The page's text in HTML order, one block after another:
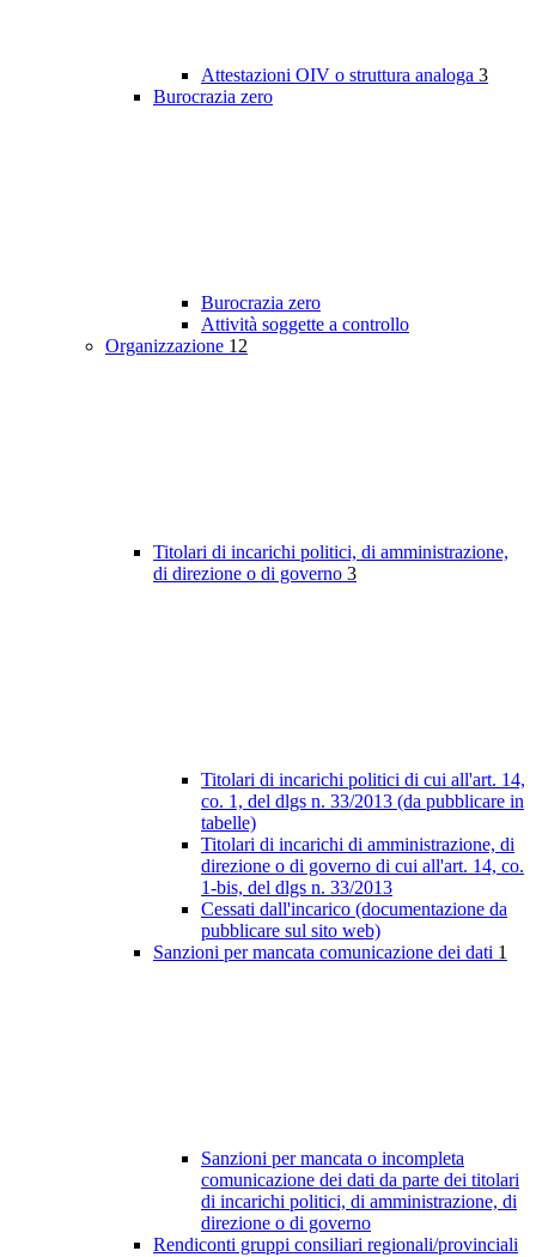
Attestazioni OIV o struttura analoga 3
Burocrazia zero
Burocrazia zero
Attività soggette a controllo
Organizzazione 12
Titolari di incarichi politici, di amministrazione,
di direzione o di governo 3
Titolari di incarichi politici di cui all'art. 14,
co. 1, del dlgs n. 33/2013 (da pubblicare in
tabelle)
Titolari di incarichi di amministrazione, di
direzione o di governo di cui all'art. 14, co.
1-bis, del dlgs n. 33/2013
Cessati dall'incarico (documentazione da
pubblicare sul sito web)
Sanzioni per mancata comunicazione dei dati 1
Sanzioni per mancata o incompleta
comunicazione dei dati da parte dei titolari
di incarichi politici, di amministrazione, di
direzione o di governo
Rendiconti gruppi consiliari regionali/provinciali